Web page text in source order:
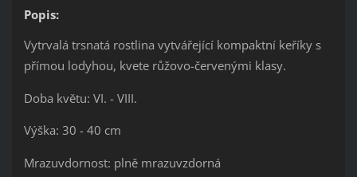
Popis:
Vytrvalá trsnatá rostlina vytvářející kompaktní keříky s
přímou lodyhou, kvete růžovo-červenými klasy.
Doba květu: VI. - VIII.
Výška: 30 - 40 cm
Mrazuvdornost: plně mrazuvzdorná